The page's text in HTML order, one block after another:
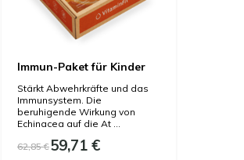
Immun-Paket für Kinder
Stärkt Abwehrkräfte und das
Immunsystem. Die
beruhigende Wirkung von
Echinacea auf die At ...
62,85 €59,71 €